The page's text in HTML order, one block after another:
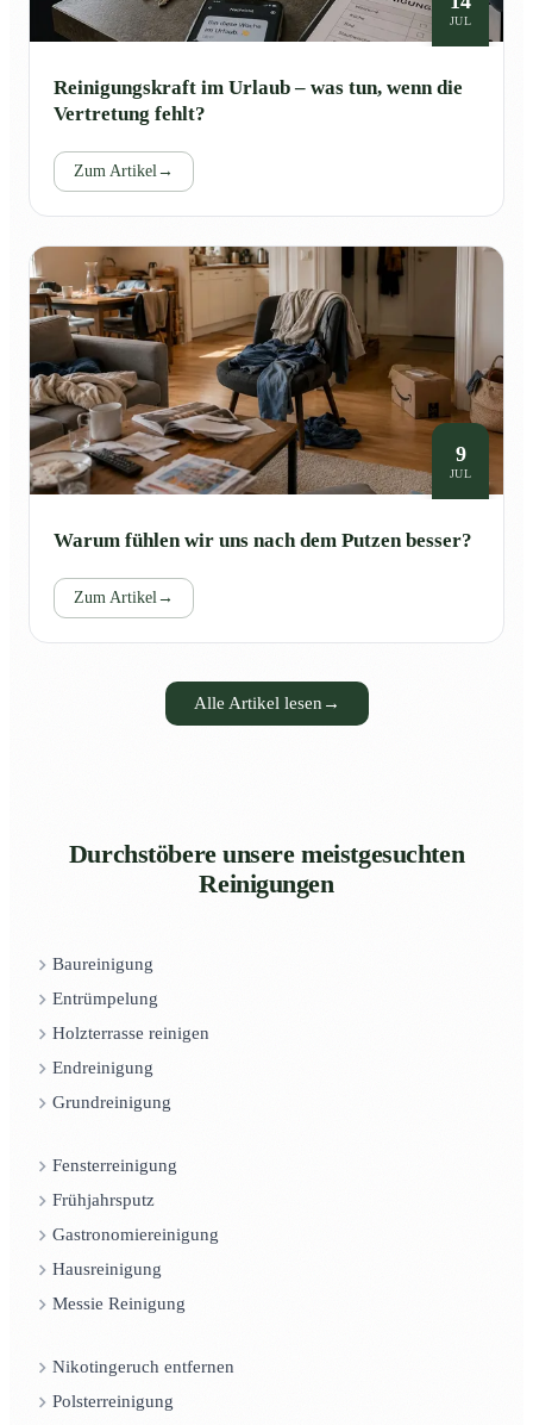
JUL
Reinigungskraft im Urlaub – was tun, wenn die
Vertretung fehlt?
Zum Artikel→
9
JUL
Warum fühlen wir uns nach dem Putzen besser?
Zum Artikel→
Alle Artikel lesen →
Durchstöbere unsere meistgesuchten
Reinigungen
Baureinigung
Entrümpelung
Holzterrasse reinigen
Endreinigung
Grundreinigung
Fensterreinigung
Frühjahrsputz
Gastronomiereinigung
Hausreinigung
Messie Reinigung
Nikotingeruch entfernen
Polsterreinigung